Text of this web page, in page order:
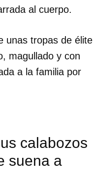
al cuerpo.
unas tropas de élite
magullado y con
a la familia por
calabozos
suena a